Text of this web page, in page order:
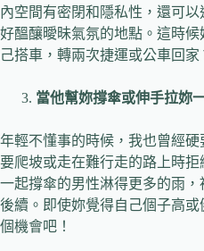
內空間有密閉和隱私性，還可
好醞釀曖昧氣氛的地點。這時
己搭車，轉兩次捷運或公車回家
當他幫妳撐傘或伸手拉妳
年輕不懂事的時候，我也曾經
要爬坡或走在難行走的路上時
一起撐傘的男性淋得更多的雨
後續。即使妳覺得自己個子高
個機會吧！